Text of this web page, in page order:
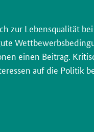
zur Lebensqualität
einen Beitrag.
auf die Politik